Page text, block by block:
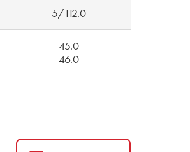
5/112.0
45.0
46.0